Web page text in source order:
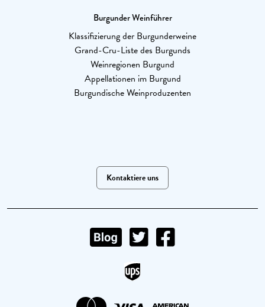
Burgunder Weinführer
Klassifizierung der Burgunderweine
Grand-Cru-Liste des Burgunds
Weinregionen Burgund
Appellationen im Burgund
Burgundische Weinproduzenten
Kontaktiere uns